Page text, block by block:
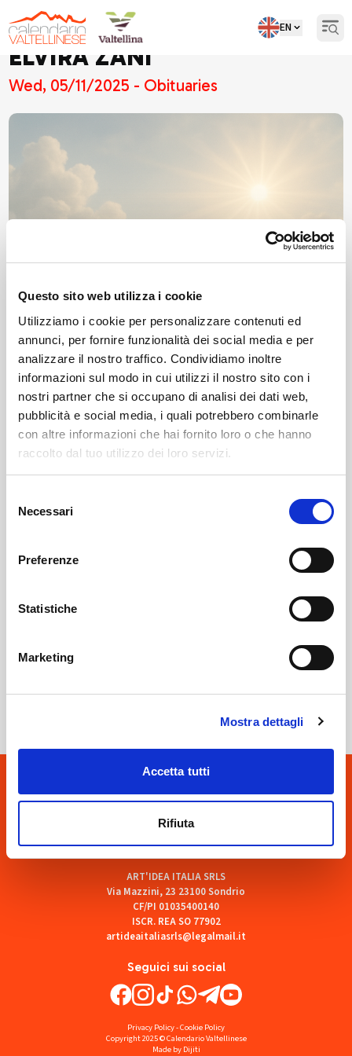
Questo sito web utilizza i cookie
Utilizziamo i cookie per personalizzare contenuti ed
annunci, per fornire funzionalità dei social media e per
analizzare il nostro traffico. Condividiamo inoltre
informazioni sul modo in cui utilizzi il nostro sito con i
nostri partner che si occupano di analisi dei dati web,
pubblicità e social media, i quali potrebbero combinarle
con altre informazioni che hai fornito loro o che hanno
raccolto dal tuo utilizzo dei loro servizi.
delNecessari
Preferenze
Statistiche
Marketing
Mostra dettagli
Accetta tutti
Rifiuta
EN
ELVIRA ZANI
Wed, 05/11/2025 - Obituaries
Piateda Obituaries
Seguici sui social
ART'IDEA ITALIA SRLS
Via Mazzini, 23 23100 Sondrio
CF/PI 01035400140
ISCR. REA SO 77902
artideaitaliasrls@legalmail.it
Privacy Policy-Cookie Policy
Copyright 2025 © Calendario Valtellinese
Made by Dijiti